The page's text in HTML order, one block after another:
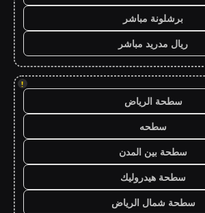
برشلونة مباشر
ريال مدريد مباشر
!
سطحة الرياض
سطحه
سطحة بين المدن
سطحة هيدروليك
سطحة شمال الرياض